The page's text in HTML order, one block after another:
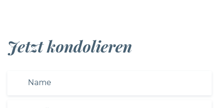
Jetzt kondolieren